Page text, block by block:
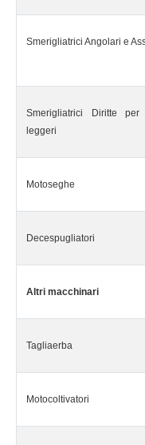
Smerigliatrici Angolari e
Smerigliatrici Diritte per
leggeri
Motoseghe
Decespugliatori
Altri macchinari
Tagliaerba
Motocoltivatori